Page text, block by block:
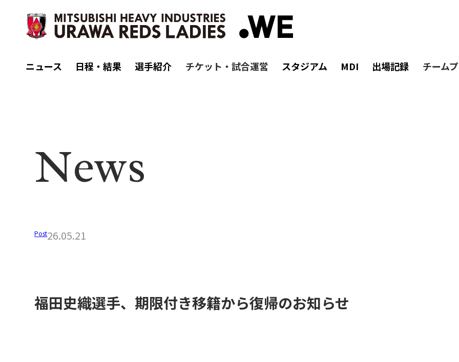
ニュース 日程・結果 選手紹介 チケット・試合運営 スタジアム MDI 出場記録 チーム
News
Post26.05.21
福田史織選手、期限付き移籍から復帰のお知らせ